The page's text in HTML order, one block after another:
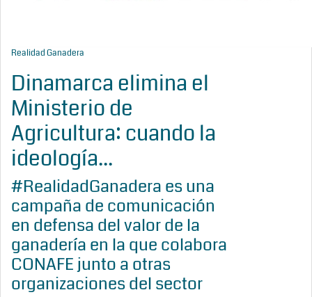
Realidad Ganadera
Dinamarca elimina el
Ministerio de
Agricultura: cuando la
ideología...
#RealidadGanadera es una
campaña de comunicación
en defensa del valor de la
ganadería en la que colabora
CONAFE junto a otras
organizaciones del sector